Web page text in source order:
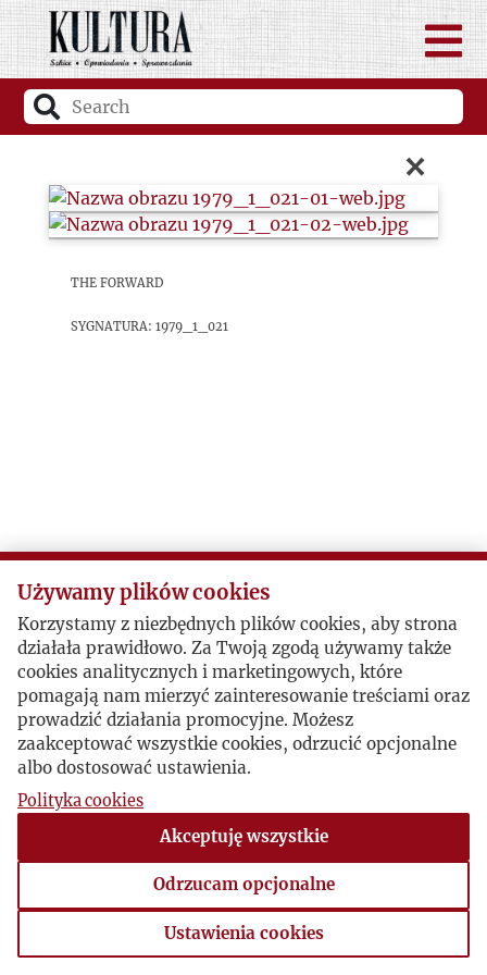
×
The Forward
sygnatura: 1979_1_021
Używamy plików cookies
Korzystamy z niezbędnych plików cookies, aby strona
działała prawidłowo. Za Twoją zgodą używamy także
cookies analitycznych i marketingowych, które
pomagają nam mierzyć zainteresowanie treściami oraz
prowadzić działania promocyjne. Możesz
zaakceptować wszystkie cookies, odrzucić opcjonalne
albo dostosować ustawienia.
Polityka cookies
Akceptuję wszystkie
Odrzucam opcjonalne
Ustawienia cookies
Ustawienia cookies